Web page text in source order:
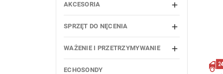
AKCESORIA 
SPRZĘT DO NĘCENIA 
WAŻENIE I PRZETRZYMYWANIE 
ECHOSONDY